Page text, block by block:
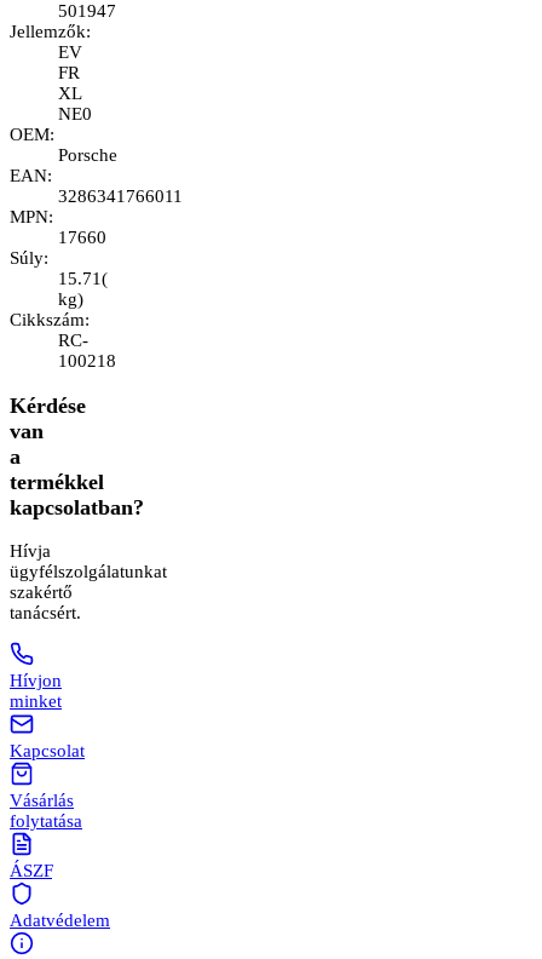
501947
Jellemzők:
EV
FR
XL
NE0
OEM:
Porsche
EAN:
3286341766011
MPN:
17660
Súly:
15.71(
kg)
Cikkszám:
RC-
100218
Kérdése
van
a
termékkel
kapcsolatban?
Hívja
ügyfélszolgálatunkat
szakértő
tanácsért.
Hívjon
minket
Kapcsolat
Vásárlás
folytatása
ÁSZF
Adatvédelem